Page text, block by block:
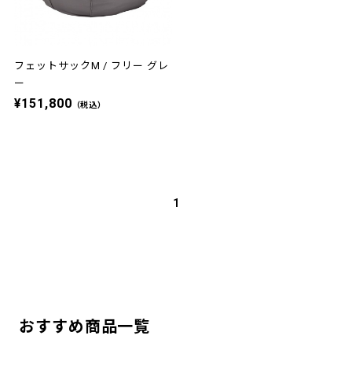
フェットサックM / フリー グレ
ー
¥151,800 （税込）
1
おすすめ商品一覧